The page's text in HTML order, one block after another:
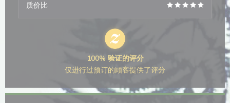
质价比
100% 验证的评分
仅进行过预订的顾客提供了评分